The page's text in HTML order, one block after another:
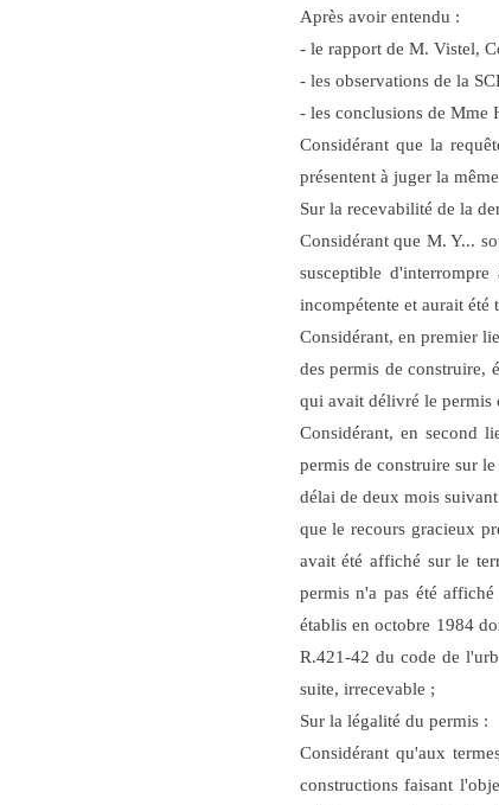
Après avoir entendu :
- le rapport de M. Vistel,
- les observations de la
- les conclusions de Mme
Considérant que la
présentent à juger la
Sur la recevabilité de la
Considérant que M. Y...
susceptible
incompétente et aurait été
Considérant, en premier
des permis de construire,
qui avait délivré le permis
Considérant, en second
permis de construire sur
délai de deux mois
que le recours gracieux
avait été affiché sur le
permis n'a pas été
établis en octobre 1984
R.421-42 du code de
suite, irrecevable ;
Sur la légalité du permis :
Considérant qu'aux
constructions faisant